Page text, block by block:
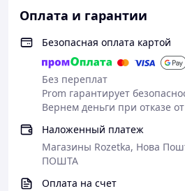
ISO4074 и
Мы ценим приватность
жизни и
- непрозрачная
- в названии груза в
Оплата и гарантии
Безопасная оплата картой
Без переплат
Prom гарантирует
Вернем деньги при отказе
Наложенный платеж
Магазины Rozetka, Нова
ПОШТА
Оплата на счет